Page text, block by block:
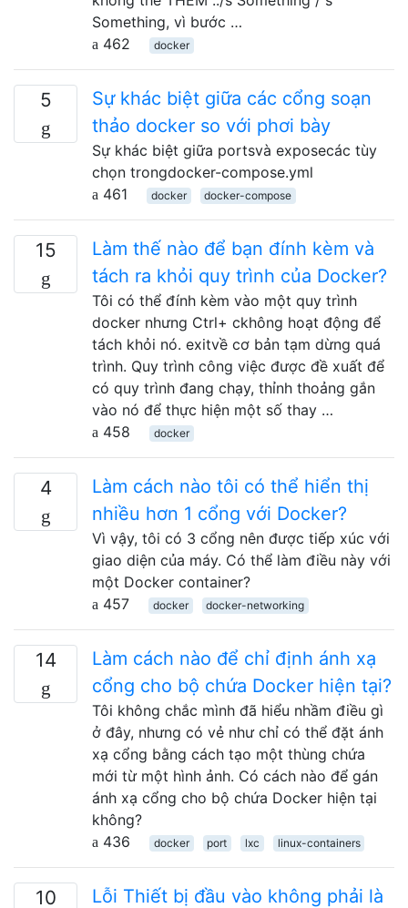
Something, vì bước …
462
docker
5
Sự khác biệt giữa các cổng soạn
thảo docker so với phơi bày
Sự khác biệt giữa portsvà exposecác tùy
chọn trongdocker-compose.yml
461
docker docker-compose
15
Làm thế nào để bạn đính kèm và
tách ra khỏi quy trình của Docker?
Tôi có thể đính kèm vào một quy trình
docker nhưng Ctrl+ ckhông hoạt động để
tách khỏi nó. exitvề cơ bản tạm dừng quá
trình. Quy trình công việc được đề xuất để
có quy trình đang chạy, thỉnh thoảng gắn
vào nó để thực hiện một số thay …
458
docker
4
Làm cách nào tôi có thể hiển thị
nhiều hơn 1 cổng với Docker?
Vì vậy, tôi có 3 cổng nên được tiếp xúc với
giao diện của máy. Có thể làm điều này với
một Docker container?
457
docker docker-networking
14
Làm cách nào để chỉ định ánh xạ
cổng cho bộ chứa Docker hiện tại?
Tôi không chắc mình đã hiểu nhầm điều gì
ở đây, nhưng có vẻ như chỉ có thể đặt ánh
xạ cổng bằng cách tạo một thùng chứa
mới từ một hình ảnh. Có cách nào để gán
ánh xạ cổng cho bộ chứa Docker hiện tại
không?
436
docker port lxc linux-containers
10 Lỗi Thiết bị đầu vào không phải là